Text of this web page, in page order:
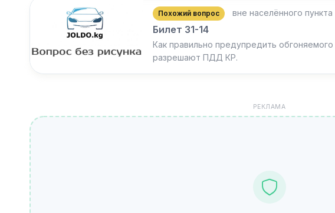
Похожий вопрос вне населённого пункта
Билет 31-14
Как правильно предупредить
разрешают ПДД КР.
РЕКЛАМА